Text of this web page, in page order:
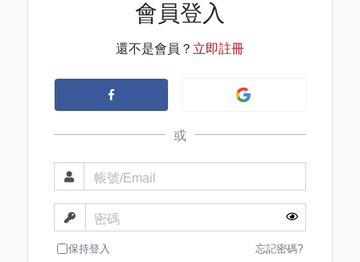
會員登入
還不是會員？ 立即註冊
或
帳號/Email
密碼
保持登入 忘記密碼?